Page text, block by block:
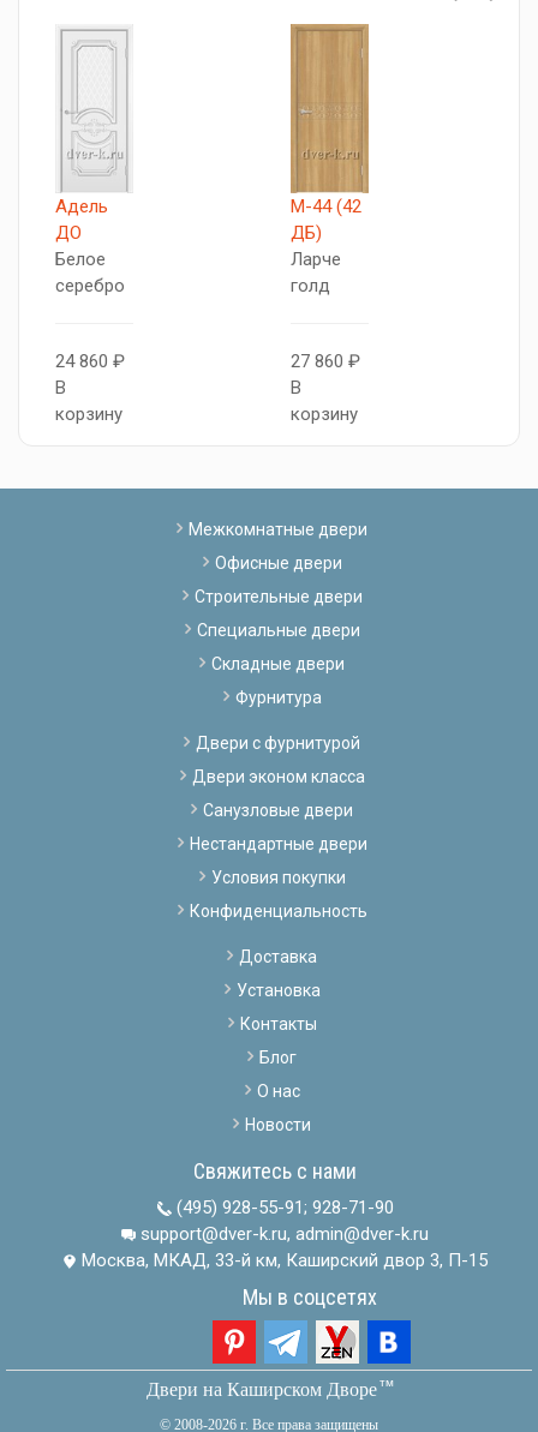
Адель
ДО
Белое
серебро
24 860 ₽
В
корзину
М-44 (42
ДБ)
Ларче
голд
27 860 ₽
В
корзину
Межкомнатные двери
Офисные двери
Строительные двери
Специальные двери
Складные двери
Фурнитура
Двери с фурнитурой
Двери эконом класса
Санузловые двери
Нестандартные двери
Условия покупки
Конфиденциальность
Доставка
Установка
Контакты
Блог
О нас
Новости
Свяжитесь с нами
(495) 928-55-91; 928-71-90
support@dver-k.ru, admin@dver-k.ru
Москва, МКАД, 33-й км, Каширский двор 3, П-15
Мы в соцсетях
Двери на Каширском Дворетм
© 2008-2026 г. Все права защищены